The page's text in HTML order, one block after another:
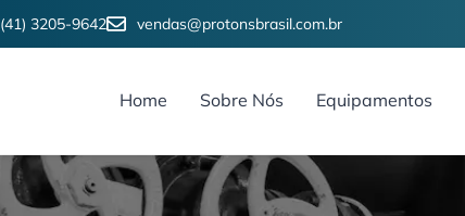
(41) 3205-9642 vendas@protonsbrasil.com.br
Home Sobre Nós Equipamentos